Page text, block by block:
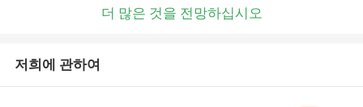
더 많은 것을 전망하십시오
저희에 관하여